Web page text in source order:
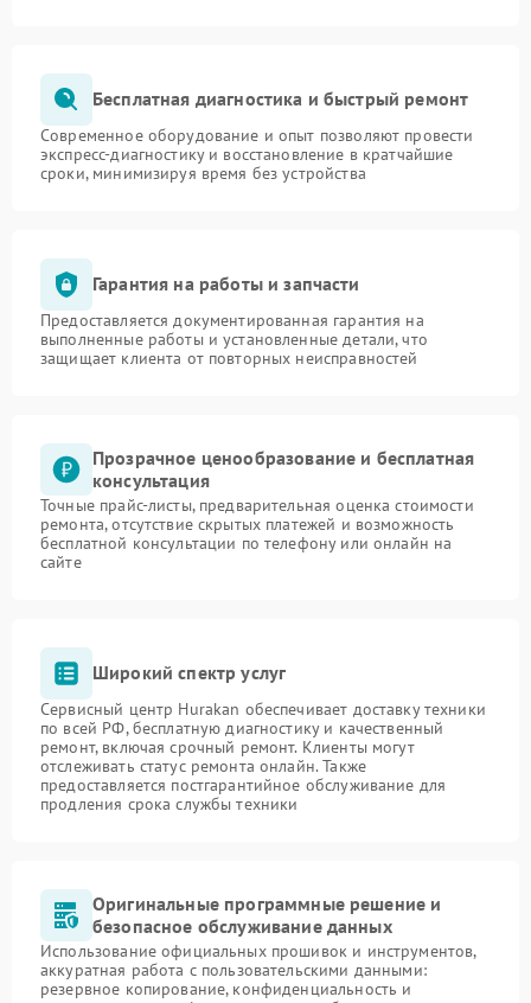
Бесплатная диагностика и быстрый ремонт
Современное оборудование и опыт позволяют провести
экспресс-диагностику и восстановление в кратчайшие
сроки, минимизируя время без устройства
Гарантия на работы и запчасти
Предоставляется документированная гарантия на
выполненные работы и установленные детали, что
защищает клиента от повторных неисправностей
Прозрачное ценообразование и бесплатная
консультация
Точные прайс-листы, предварительная оценка стоимости
ремонта, отсутствие скрытых платежей и возможность
бесплатной консультации по телефону или онлайн на
сайте
Широкий спектр услуг
Сервисный центр Hurakan обеспечивает доставку техники
по всей РФ, бесплатную диагностику и качественный
ремонт, включая срочный ремонт. Клиенты могут
отслеживать статус ремонта онлайн. Также
предоставляется постгарантийное обслуживание для
продления срока службы техники
Оригинальные программные решение и
безопасное обслуживание данных
Использование официальных прошивок и инструментов,
аккуратная работа с пользовательскими данными:
резервное копирование, конфиденциальность и